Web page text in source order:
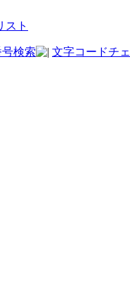
スト
検索 文字コードチ